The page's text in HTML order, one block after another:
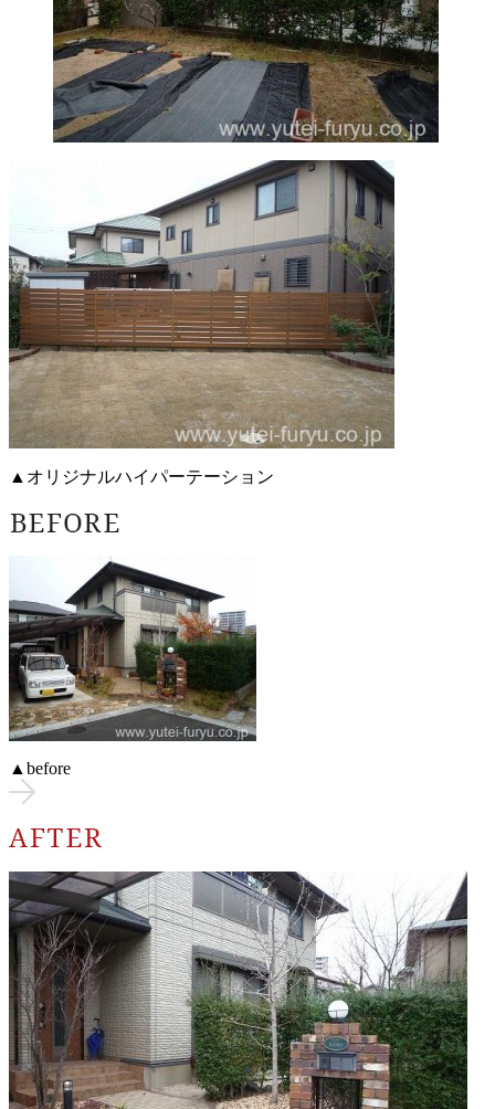
▲オリジナルハイパーテーション
▲before